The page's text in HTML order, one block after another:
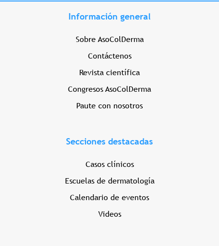
Información general
Sobre AsoColDerma
Contáctenos
Revista científica
Congresos AsoColDerma
Paute con nosotros
Secciones destacadas
Casos clínicos
Escuelas de dermatología
Calendario de eventos
Videos